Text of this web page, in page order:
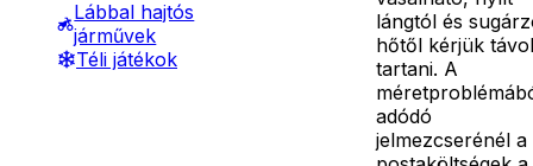
Lábbal hajtós
járművek
Téli játékok
lángtól és
hőtől kérjük távol
tartani. A
adódó
jelmezcserénél a